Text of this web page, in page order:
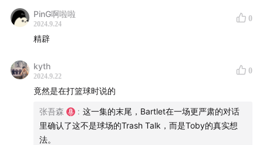
Toby 对美国总统 Bartlet 所说的话，他认为阻止 Bartlet
成为伟大的是他对于成功的迷恋。
到有还是从A到B，他都只提供成为伟大的可能性，却不保
证成功。
小米汽车的设计并无挑战性和创造性。第一眼看到小米汽
车的时候，很难感觉到电动车的气息，反而是能到处看到
PinG啊啦啦
2024.9.24
0
精辟
kyth
2024.9.22
0
竟然是在打篮球时说的
张吾森 : 这一集的末尾，Bartlet在一场更严肃的对话
里确认了这不是球场的Trash Talk，而是Toby的真实想
法。